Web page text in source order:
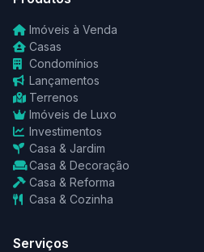
Imóveis à Venda
Casas
Condomínios
Lançamentos
Terrenos
Imóveis de Luxo
Investimentos
Casa & Jardim
Casa & Decoração
Casa & Reforma
Casa & Cozinha
Serviços